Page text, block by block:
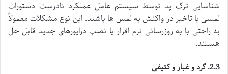
شناسایی ترک پد توسط سیستم عامل عملکرد نادرست دستورات
لمسی یا تاخیر در واکنش به لمس ها باشند. این نوع مشکلات معمولاً
به راحتی با به روزرسانی نرم افزار یا نصب درایورهای جدید قابل حل
هستند.
2.3. گرد و غبار و کثیفی